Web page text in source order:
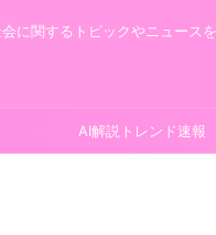
に関するトピックやニュース
AI解説トレンド速報